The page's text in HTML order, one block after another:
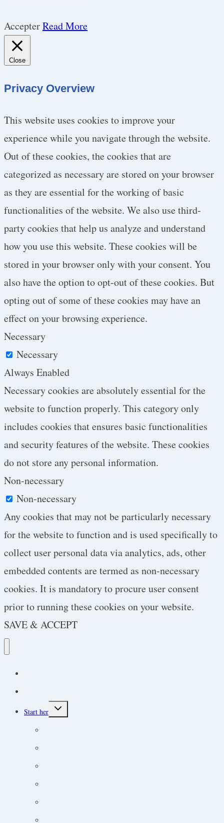
AccepterRead More
Close
Privacy Overview
This website uses cookies to improve your
experience while you navigate through the website.
Out of these cookies, the cookies that are
categorized as necessary are stored on your browser
as they are essential for the working of basic
functionalities of the website. We also use third-
party cookies that help us analyze and understand
how you use this website. These cookies will be
stored in your browser only with your consent. You
also have the option to opt-out of these cookies. But
opting out of some of these cookies may have an
effect on your browsing experience.
Necessary
Necessary
Always Enabled
Necessary cookies are absolutely essential for the
website to function properly. This category only
includes cookies that ensures basic functionalities
and security features of the website. These cookies
do not store any personal information.
Non-necessary
Non-necessary
Any cookies that may not be particularly necessary
for the website to function and is used specifically to
collect user personal data via analytics, ads, other
embedded contents are termed as non-necessary
cookies. It is mandatory to procure user consent
prior to running these cookies on your website.
SAVE & ACCEPT
Start her
Toggle
child